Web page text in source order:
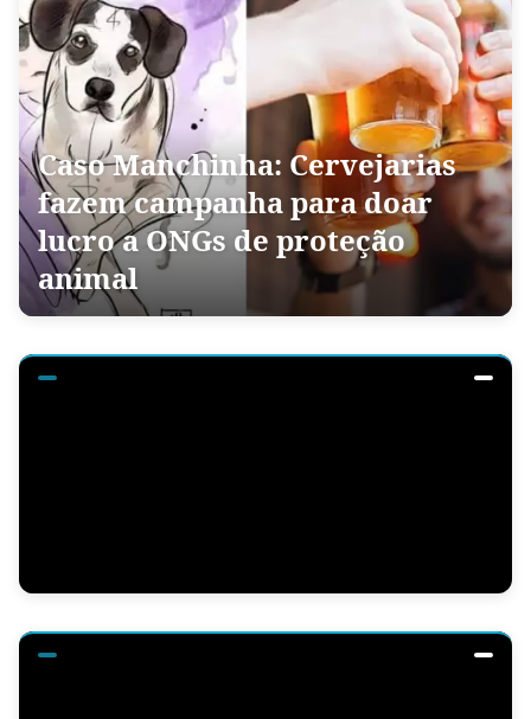
Caso Manchinha: Cervejarias
fazem campanha para doar
lucro a ONGs de proteção
animal